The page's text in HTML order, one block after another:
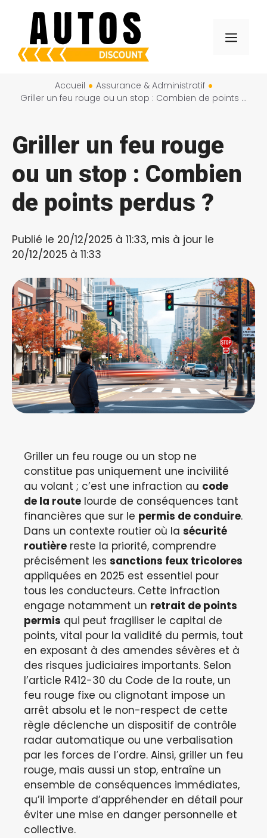
contenu
Menu
Accueil
Assurance & Administratif
Griller un feu rouge ou un stop : Combien de points perdus ?
Griller un feu rouge
ou un stop : Combien
de points perdus ?
Publié le 20/12/2025 à 11:33, mis à jour le
20/12/2025 à 11:33
Griller un feu rouge ou un stop ne
constitue pas uniquement une incivilité
au volant ; c’est une infraction au code
de la route lourde de conséquences tant
financières que sur le permis de conduire.
Dans un contexte routier où la sécurité
routière reste la priorité, comprendre
précisément les sanctions feux tricolores
appliquées en 2025 est essentiel pour
tous les conducteurs. Cette infraction
engage notamment un retrait de points
permis qui peut fragiliser le capital de
points, vital pour la validité du permis, tout
en exposant à des amendes sévères et à
des risques judiciaires importants. Selon
l’article R412-30 du Code de la route, un
feu rouge fixe ou clignotant impose un
arrêt absolu et le non-respect de cette
règle déclenche un dispositif de contrôle
radar automatique ou une verbalisation
par les forces de l’ordre. Ainsi, griller un feu
rouge, mais aussi un stop, entraîne un
ensemble de conséquences immédiates,
qu’il importe d’appréhender en détail pour
éviter une mise en danger personnelle et
collective.